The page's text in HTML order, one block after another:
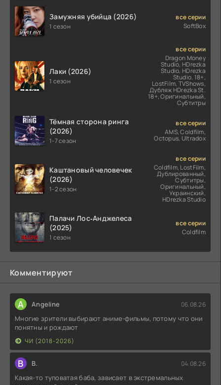
Замужняя убийца (2026)
1 сезон
все серии
SoftBox
Лаки (2026)
1 сезон
все серии
Dragon Money
Studio, HDrezka
Studio, HDrezka
Studio. 18+,
LostFilm, TVShows,
Дубляж HDrezka St.
18+, Оригинальный,
Субтитры
Тёмная сторона ринга
(2026)
1-7 сезон
все серии
AMS, Coldfilm,
Octopus, Ultradox
Каштановый человечек
(2026)
1-2 сезон
все серии
Coldfilm, LostFilm,
Дублированный,
Субтитры,
Оригинальный,
Украинский,
HDrezka Studio
Палачи Лос‑Анджелеса
(2025)
1 сезон
все серии
Coldfilm
Комментируют
A Angeline 06.08.26
Многие зрители выбирают аниме-фильмы, потому что они
понятны и рождают
ЧИ (2018-2026)
В В. 04.08.26
Какая-то туповатая баба, зависает в экстремальных